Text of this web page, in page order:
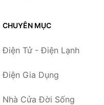
CHUYÊN MỤC
Điện Tử - Điện Lạnh
Điện Gia Dụng
Nhà Cửa Đời Sống